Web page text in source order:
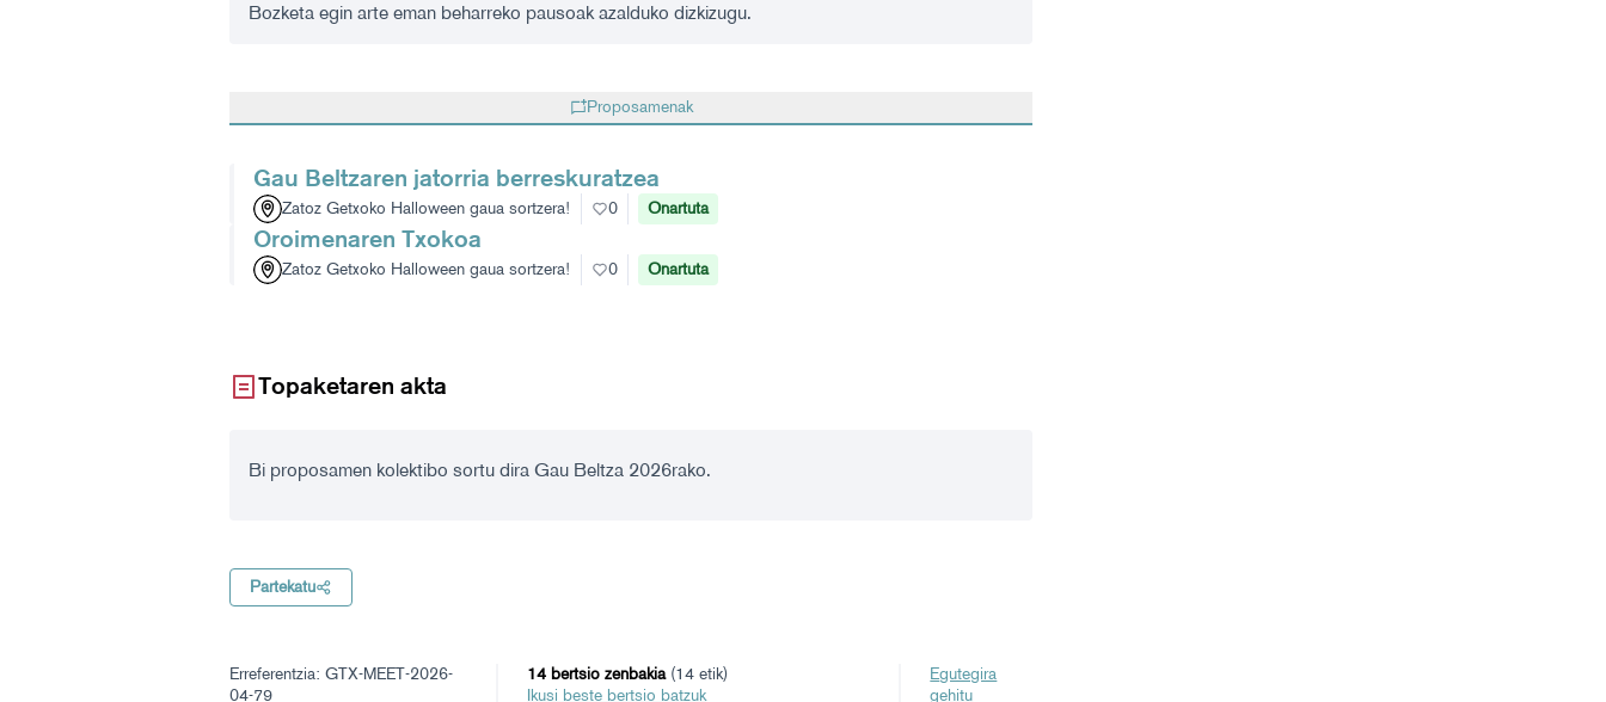
Bozketa egin arte eman beharreko pausoak azalduko dizkizugu.
Proposamenak
Gau Beltzaren jatorria berreskuratzea
Zatoz Getxoko Halloween gaua sortzera! 0 Onartuta
Oroimenaren Txokoa
Zatoz Getxoko Halloween gaua sortzera! 0 Onartuta
Topaketaren akta
Bi proposamen kolektibo sortu dira Gau Beltza 2026rako.
Partekatu
Erreferentzia: GTX-MEET-2026-
04-79
14 bertsio zenbakia(14 etik)
ikusi beste bertsio batzuk
Egutegira
gehitu